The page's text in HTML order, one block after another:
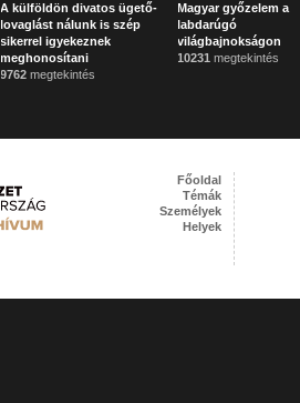
A külföldön divatos ügető-
lovaglást nálunk is szép
sikerrel igyekeznek
meghonosítani
9762 megtekintés
Magyar győzelem a
labdarúgó
világbajnokságon
10231 megtekintés
Főoldal
Témák
Személyek
Helyek